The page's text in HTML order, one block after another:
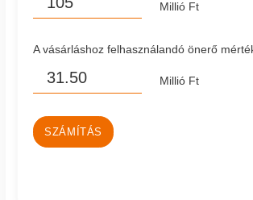
Millió Ft
A vásárláshoz felhasználandó önerő
Millió Ft
SZÁMÍTÁS